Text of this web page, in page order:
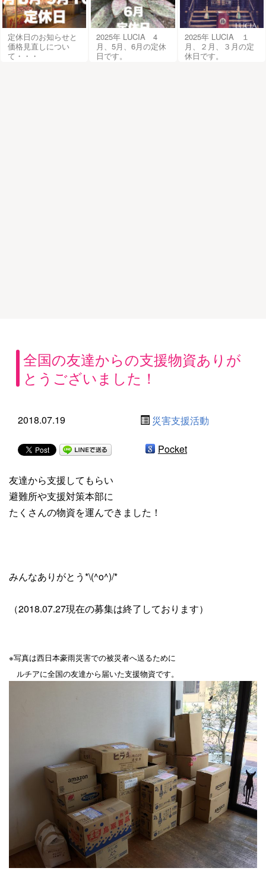
定休日のお知らせと
価格見直しについ
て・・・
2025年 LUCIA 4
月、5月、6月の定休
日です。
2025年 LUCIA １
月、２月、３月の定
休日です。
全国の友達からの支援物資ありが
とうございました！
2018.07.19 災害支援活動
Pocket
友達から支援してもらい
避難所や支援対策本部に
たくさんの物資を運んできました！
みんなありがとう*\(^o^)/*
（2018.07.27現在の募集は終了しております）
※写真は西日本豪雨災害での被災者へ送るために
ルチアに全国の友達から届いた支援物資です。